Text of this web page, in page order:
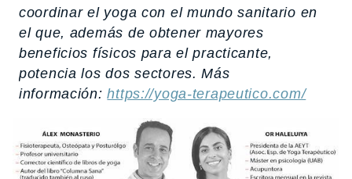
coordinar el yoga con el mundo sanitario en
el que, además de obtener mayores
beneficios físicos para el practicante,
potencia los dos sectores. Más
información:https://yoga-terapeutico.com/